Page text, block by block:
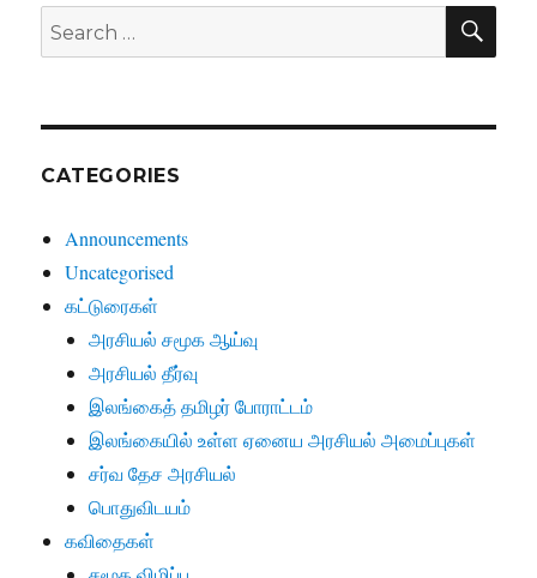
Search
for:
CATEGORIES
Announcements
Uncategorised
கட்டுரைகள்
அரசியல் சமூக ஆய்வு
அரசியல் தீர்வு
இலங்கைத் தமிழர் போராட்டம்
இலங்கையில் உள்ள ஏனைய அரசியல் அமைப்புகள்
சர்வ தேச அரசியல்
பொதுவிடயம்
கவிதைகள்